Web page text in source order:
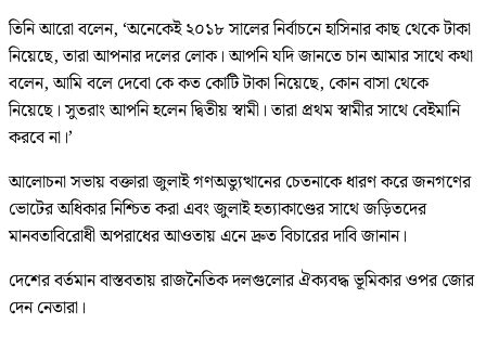
তিনি আরো বলেন, ‘অনেকেই ২০১৮ সালের নির্বাচনে হাসিনার কাছ থেকে টাকা
নিয়েছে, তারা আপনার দলের লোক। আপনি যদি জানতে চান আমার সাথে কথা
বলেন, আমি বলে দেবো কে কত কোটি টাকা নিয়েছে, কোন বাসা থেকে
নিয়েছে। সুতরাং আপনি হলেন দ্বিতীয় স্বামী। তারা প্রথম স্বামীর সাথে বেইমানি
করবে না।’
আলোচনা সভায় বক্তারা জুলাই গণঅভ্যুত্থানের চেতনাকে ধারণ করে জনগণের
ভোটের অধিকার নিশ্চিত করা এবং জুলাই হত্যাকাণ্ডের সাথে জড়িতদের
মানবতাবিরোধী অপরাধের আওতায় এনে দ্রুত বিচারের দাবি জানান।
দেশের বর্তমান বাস্তবতায় রাজনৈতিক দলগুলোর ঐক্যবদ্ধ ভূমিকার ওপর জোর
দেন নেতারা।